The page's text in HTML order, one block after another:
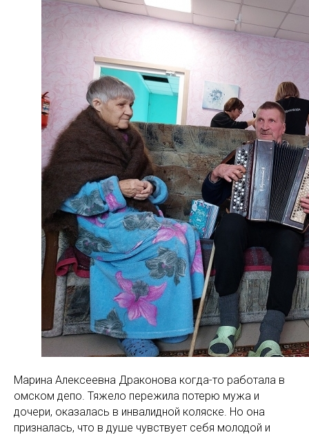
Марина Алексеевна Драконова когда-то работала в
омском депо. Тяжело пережила потерю мужа и
дочери, оказалась в инвалидной коляске. Но она
призналась, что в душе чувствует себя молодой и